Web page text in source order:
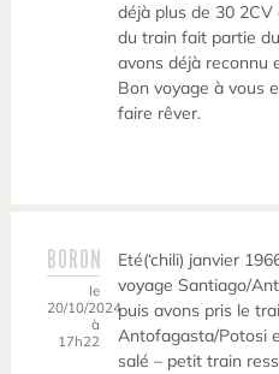
déjà plus de 30 2CV
du train fait partie
avons déjà reconnu
Bon voyage à vous
faire rêver.
BORON
le
20/10/2024
à
17h22
Eté(‘chili) janvier
voyage Santiago/
puis avons pris le
Antofagasta/Potosi
salé – petit train